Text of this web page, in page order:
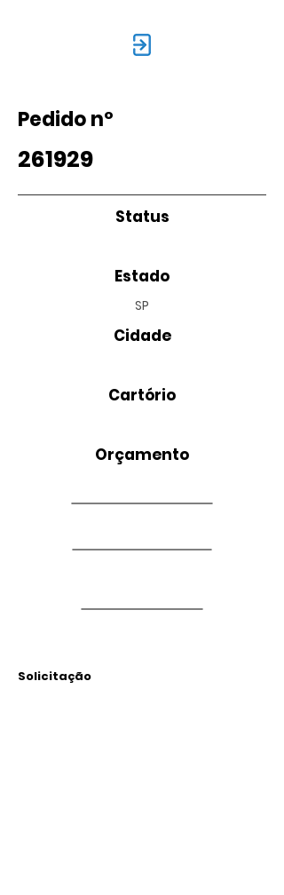
Pedido nº
261929
Status
Estado
SP
Cidade
Cartório
Orçamento
Solicitação